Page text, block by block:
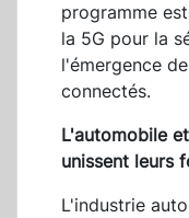
programme
la 5G pour la
l'émergence
connectés.
L'automobile
unissent leurs
L'industrie